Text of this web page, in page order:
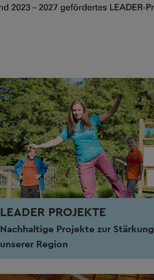
LEADER PROJEKTE
Nachhaltige Projekte zur Stärkung
unserer Region